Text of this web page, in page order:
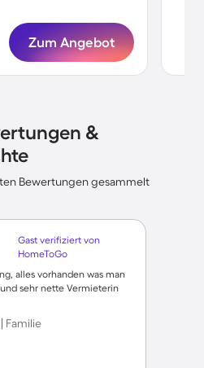
Zum Angebot
&
Bewertungen gesammelt
Gast verifiziert von
HomeToGo
alles vorhanden was man
sehr nette Vermieterin
Familie